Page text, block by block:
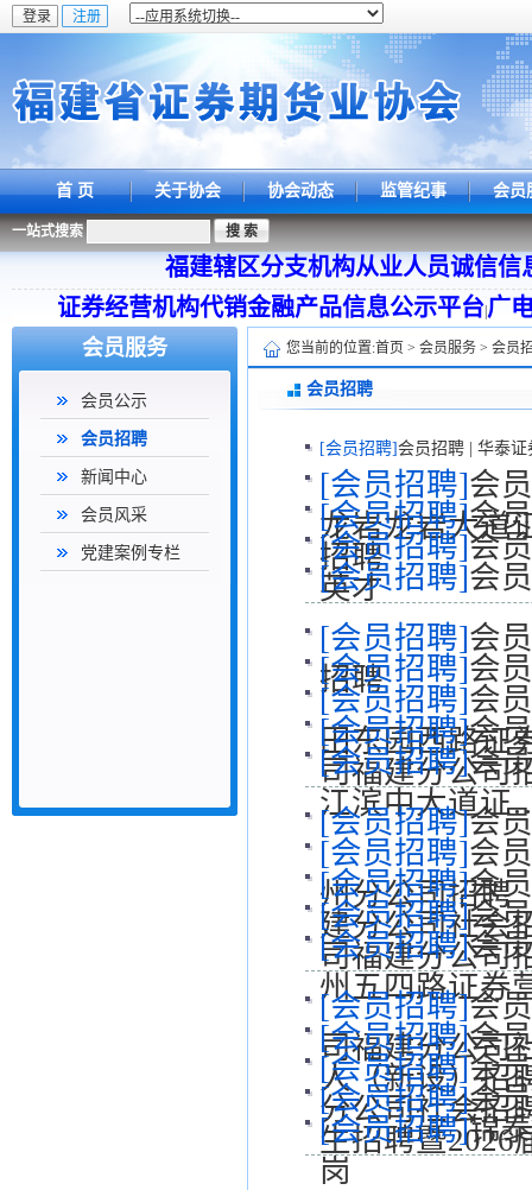
首 页 关于协会 协会动态 监管纪事 会员
一站式搜索
福建辖区分支机构从业人员诚信信
证券经营机构代销金融产品信息公示平台广
会员服务
会员公示
会员招聘
新闻中心
会员风采
党建案例专栏
您当前的位置:首页 > 会员服务 > 会员
会员招聘
[会员招聘]会员招聘 | 华泰
[会员招聘]会
龙岩龙岩大道
[会员招聘]会
招聘
[会员招聘]会
英才
[会员招聘]会
[会员招聘]会
招聘
[会员招聘]会
[会员招聘]会
田东园西路证
[会员招聘]会
司福建分公司
[会员招聘]会
江滨中大道证
[会员招聘]会
[会员招聘]会
州分公司招聘
[会员招聘]会
建分公司社会
[会员招聘]会
司福建分公司
[会员招聘]会
州五四路证券
[会员招聘]会
司福建分公司
[会员招聘]会
人（新设）招
[会员招聘]会
分公司社会招
[会员招聘]会
生招聘暨
[会员招聘]锦
岗